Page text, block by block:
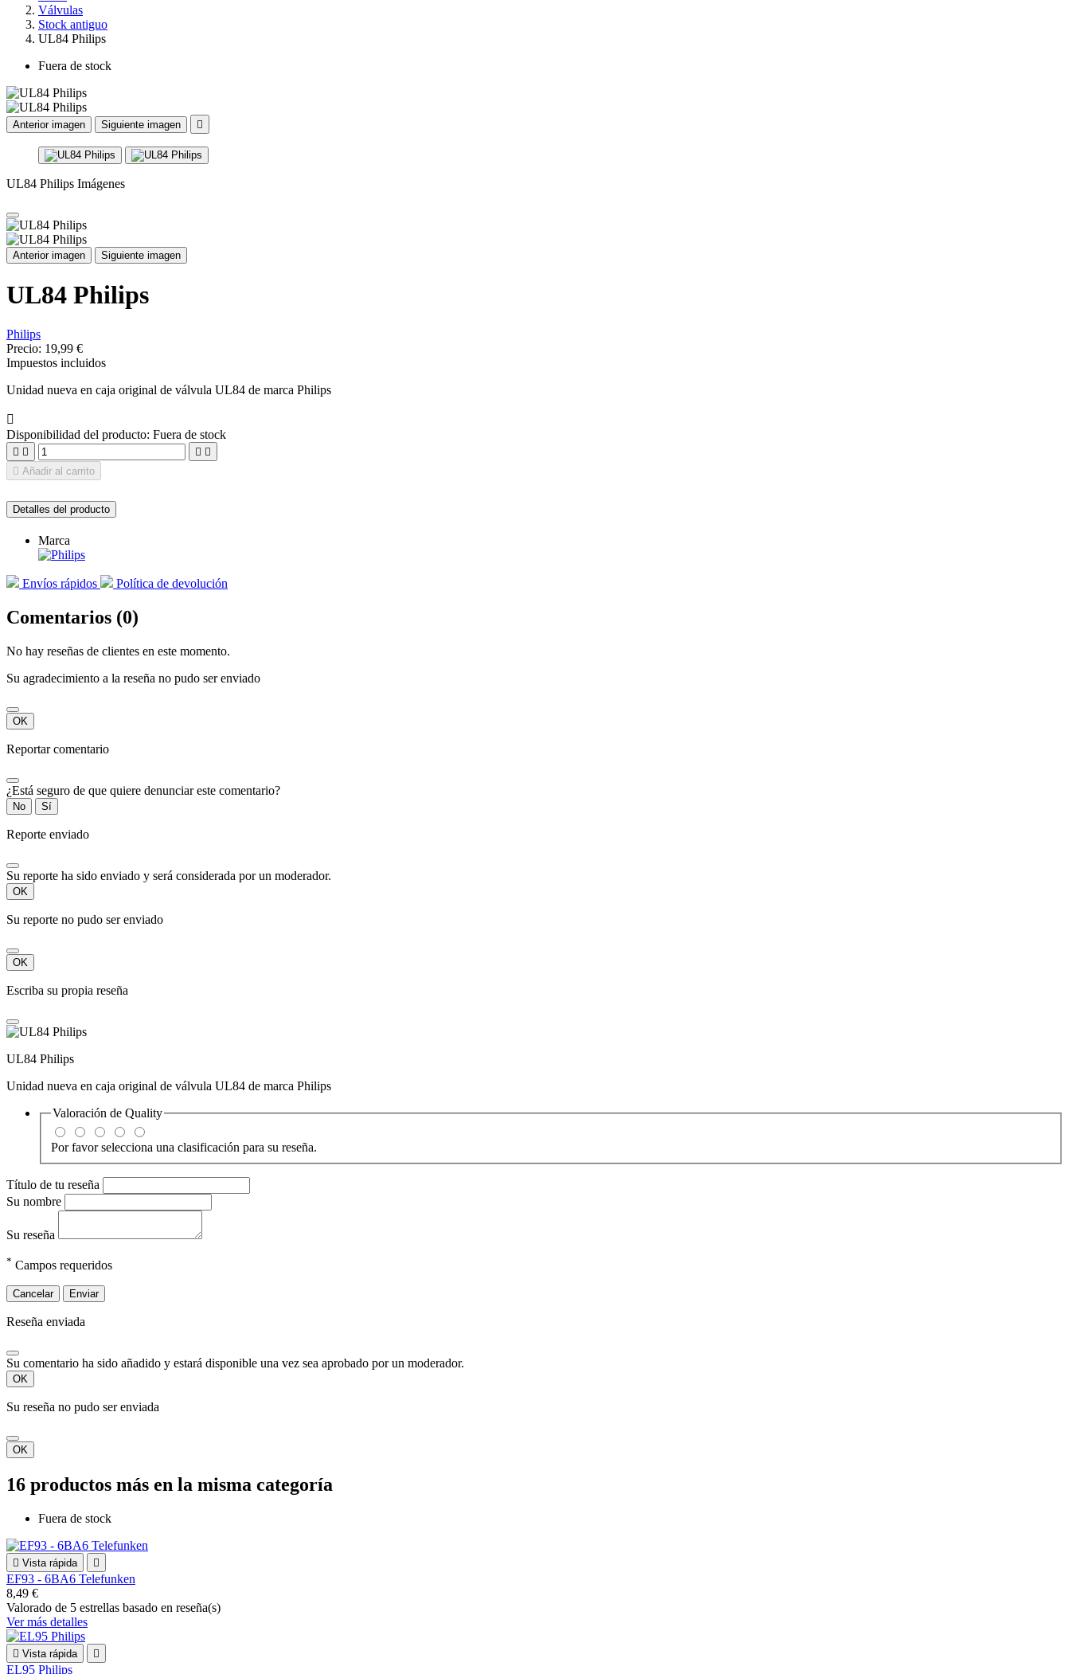
Válvulas
Stock antiguo
UL84 Philips
Fuera de stock
Anterior imagen Siguiente imagen 
UL84 Philips Imágenes
Anterior imagen Siguiente imagen
UL84 Philips
Philips
Precio: 19,99 €
Impuestos incluidos
Unidad nueva en caja original de válvula UL84 de marca Philips

Disponibilidad del producto: Fuera de stock
   
 Añadir al carrito
Detalles del producto
Marca
Envíos rápidos Política de devolución
Comentarios (0)
No hay reseñas de clientes en este momento.
Su agradecimiento a la reseña no pudo ser enviado
OK
Reportar comentario
¿Está seguro de que quiere denunciar este comentario?
No Sí
Reporte enviado
Su reporte ha sido enviado y será considerada por un moderador.
OK
Su reporte no pudo ser enviado
OK
Escriba su propia reseña
UL84 Philips
Unidad nueva en caja original de válvula UL84 de marca Philips
Valoración de Quality
Por favor selecciona una clasificación para su reseña.
Título de tu reseña
Su nombre
Su reseña
* Campos requeridos
Cancelar Enviar
Reseña enviada
Su comentario ha sido añadido y estará disponible una vez sea aprobado por un moderador.
OK
Su reseña no pudo ser enviada
OK
16 productos más en la misma categoría
Fuera de stock
 Vista rápida 
EF93 - 6BA6 Telefunken
8,49 €
Valorado de 5 estrellas basado en reseña(s)
Ver más detalles
 Vista rápida 
EL95 Philips